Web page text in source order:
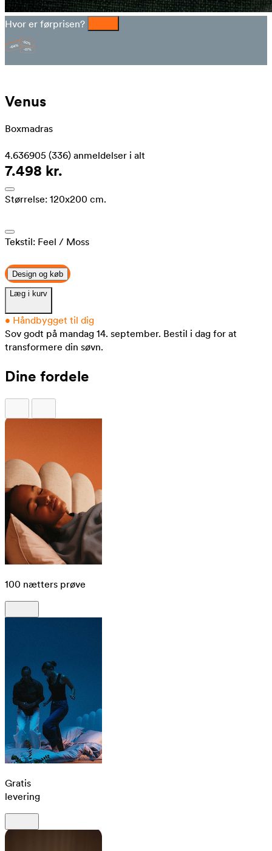
Hvor er førprisen?
Venus
Boxmadras
4.636905 (336) anmeldelser i alt
7.498 kr.
Størrelse: 120x200 cm.
Tekstil: Feel / Moss
Design og køb
Læg i kurv
• Håndbygget til dig
Sov godt på mandag 14. september. Bestil i dag for at
transformere din søvn.
Dine fordele
100 nætters prøve
Gratis
levering